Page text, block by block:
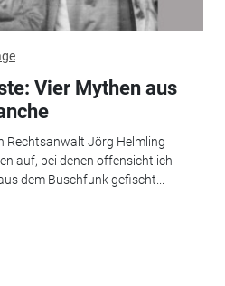
Vier Mythen aus
Rechtsanwalt Jörg Helmling
auf, bei denen offensichtlich
dem Buschfunk gefischt...